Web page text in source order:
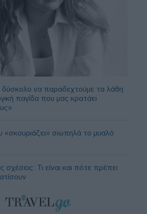
δύσκολο να παραδεχτούμε τα λάθη
παγίδα που μας κρατάει
«σκουριάζει» σιωπηλά το μυαλό
σχέσεις: Τι είναι και πότε πρέπει